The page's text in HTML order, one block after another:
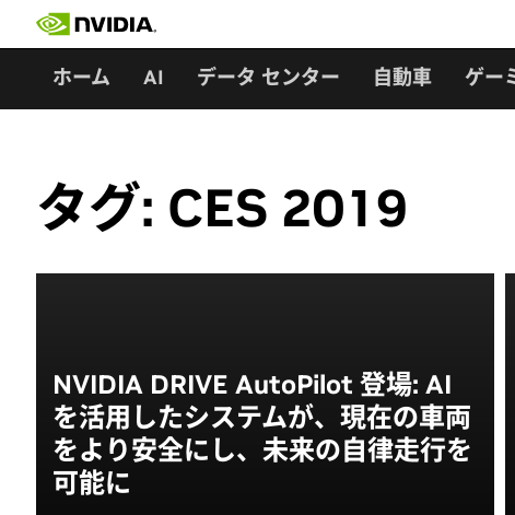
ホーム AI データ センター 自動車 ゲー
タグ: CES 2019
NVIDIA DRIVE AutoPilot 登場: AI
を活用したシステムが、現在の車両
をより安全にし、未来の自律走行を
可能に